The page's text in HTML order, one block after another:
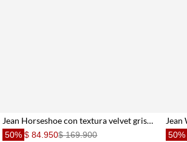
Jean Horseshoe con textura velvet gris para niña
50% $ 84.950$ 169.900 50%